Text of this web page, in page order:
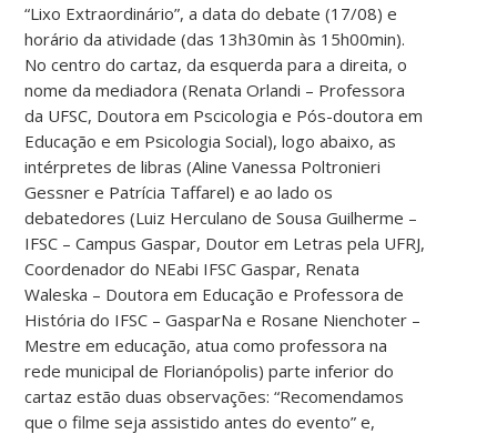
“Lixo Extraordinário”, a data do debate (17/08) e
horário da atividade (das 13h30min às 15h00min).
No centro do cartaz, da esquerda para a direita, o
nome da mediadora (Renata Orlandi – Professora
da UFSC, Doutora em Pscicologia e Pós-doutora em
Educação e em Psicologia Social), logo abaixo, as
intérpretes de libras (Aline Vanessa Poltronieri
Gessner e Patrícia Taffarel) e ao lado os
debatedores (Luiz Herculano de Sousa Guilherme –
IFSC – Campus Gaspar, Doutor em Letras pela UFRJ,
Coordenador do NEabi IFSC Gaspar, Renata
Waleska – Doutora em Educação e Professora de
História do IFSC – GasparNa e Rosane Nienchoter –
Mestre em educação, atua como professora na
rede municipal de Florianópolis) parte inferior do
cartaz estão duas observações: “Recomendamos
que o filme seja assistido antes do evento” e,